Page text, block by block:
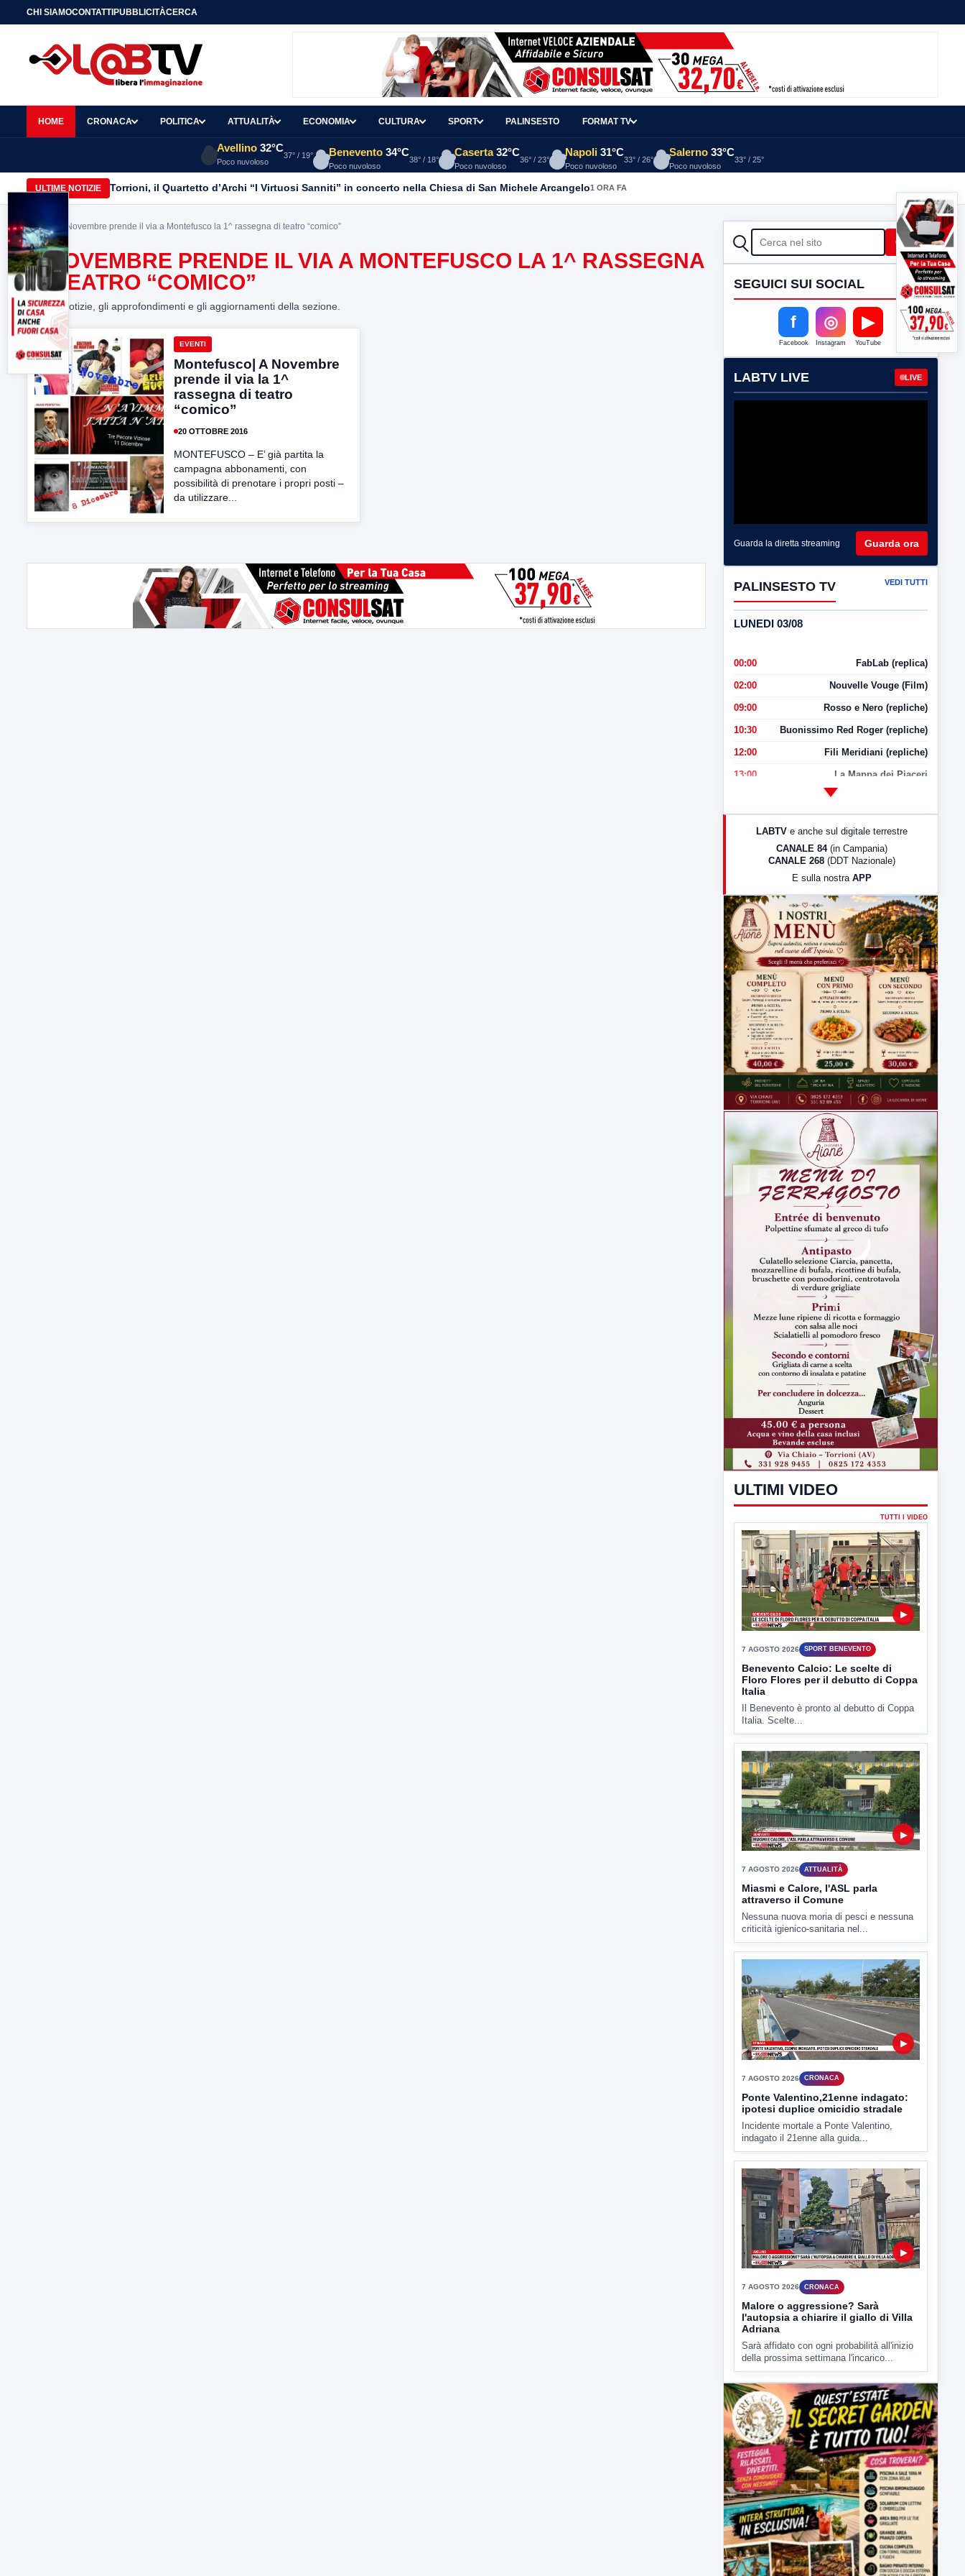
CHI SIAMOCONTATTIPUBBLICITÀCERCA
HOME CRONACA POLITICA ATTUALITÀ ECONOMIA CULTURA SPORT PALINSESTO FORMAT TV
Avellino 32°C
Poco nuvoloso
37° / 19° Benevento 34°C
Poco nuvoloso
38° / 18°
Caserta 32°C
Poco nuvoloso
36° / 23°
Napoli 31°C
Poco nuvoloso
33° / 26°
Salerno 33°C
Poco nuvoloso
33° / 25°
ULTIME NOTIZIE Torrioni, il Quartetto d’Archi “I Virtuosi Sanniti” in concerto nella Chiesa di San Michele Arcangelo1 ORA FA
Home> A Novembre prende il via a Montefusco la 1^ rassegna di teatro “comico”
A NOVEMBRE PRENDE IL VIA A MONTEFUSCO LA 1^ RASSEGNA
DI TEATRO “COMICO”
Tutte le notizie, gli approfondimenti e gli aggiornamenti della sezione.
EVENTI
Montefusco| A Novembre
prende il via la 1^
rassegna di teatro
“comico”
20 OTTOBRE 2016
MONTEFUSCO – E’ già partita la
campagna abbonamenti, con
possibilità di prenotare i propri posti –
da utilizzare...
CERCA Cerca
SEGUICI SUI SOCIAL
f
Facebook
◎
Instagram
▶
YouTube
LABTV LIVE LIVE
Guarda la diretta streaming Guarda ora
PALINSESTO TV VEDI TUTTI
LUNEDI 03/08
00:00 FabLab (replica)
02:00 Nouvelle Vouge (Film)
09:00 Rosso e Nero (repliche)
10:30 Buonissimo Red Roger (repliche)
12:00 Fili Meridiani (repliche)
13:00 La Mappa dei Piaceri
LabNews (Diretta)
23:00 LabNews (replica)
LABTV e anche sul digitale terrestre
CANALE 84 (in Campania)
CANALE 268 (DDT Nazionale)
E sulla nostra APP
ULTIMI VIDEO
TUTTI I VIDEO
▶
7 AGOSTO 2026
Benevento Calcio: Le scelte di
Floro Flores per il debutto di Coppa
Italia
Il Benevento è pronto al debutto di Coppa
Italia. Scelte...
Miasmi e Calore, l'ASL parla
attraverso il Comune
Nessuna nuova moria di pesci e nessuna
criticità igienico-sanitaria nel...
▶
Ponte Valentino,21enne indagato:
ipotesi duplice omicidio stradale
Incidente mortale a Ponte Valentino,
indagato il 21enne alla guida...
▶
7 AGOSTO 2026 CRONACA
Malore o aggressione? Sarà
l'autopsia a chiarire il giallo di Villa
Adriana
Sarà affidato con ogni probabilità all'inizio
della prossima settimana l'incarico...